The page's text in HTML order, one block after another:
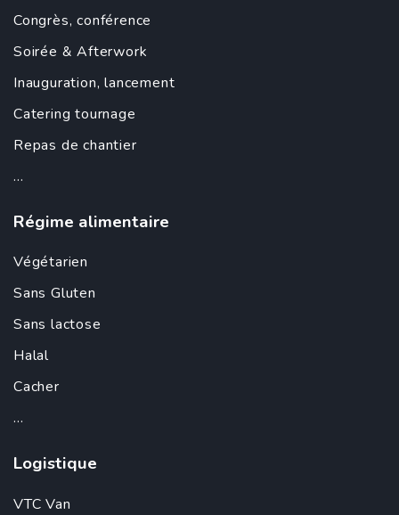
Congrès, conférence
Soirée &Afterwork
Inauguration,lancement
Catering tournage
Repas de chantier
...
Régime alimentaire
Végétarien
Sans Gluten
Sans lactose
Halal
Cacher
...
Logistique
VTC Van